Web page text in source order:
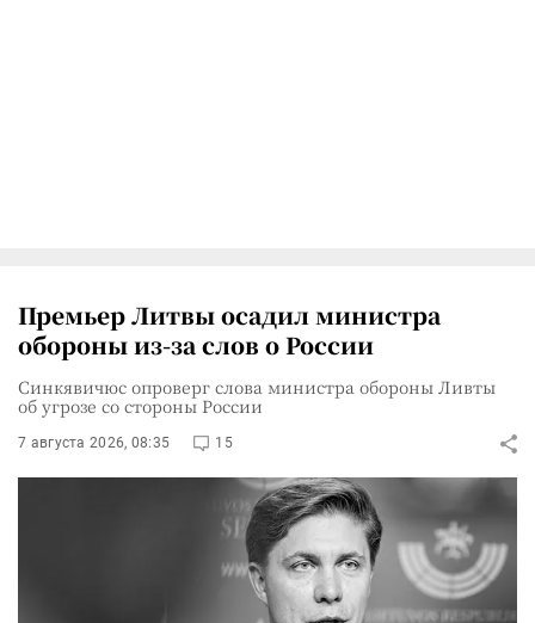
Премьер Литвы осадил министра
обороны из-за слов о России
Синкявичюс опроверг слова министра обороны Ливты
об угрозе со стороны России
7 августа 2026, 08:35 15